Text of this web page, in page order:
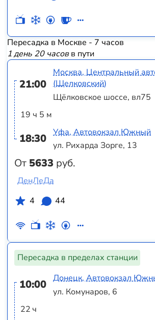
Пересадка в Москве - 7 часов
1 день 20 часовв пути
21:00
19 ч 5 м
18:30
От 5633 руб.
Москва, Центральный
(Щелковский)
Щёлковское шоссе, вл75
Уфа, Автовокзал Южный
ул. Рихарда Зорге, 13
ДенЛеДа
4
44
Пересадка в пределах станции
10:00
22 ч
Донецк, Автовокзал
ул. Комунаров, 6